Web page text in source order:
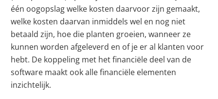
één oogopslag welke kosten daarvoor zijn gemaakt,
welke kosten daarvan inmiddels wel en nog niet
betaald zijn, hoe die planten groeien, wanneer ze
kunnen worden afgeleverd en of je er al klanten voor
hebt. De koppeling met het financiële deel van de
software maakt ook alle financiële elementen
inzichtelijk.